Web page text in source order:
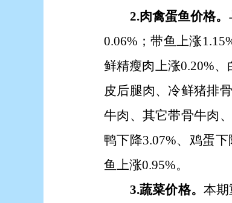
2.肉禽蛋鱼价格。
0.06%；带鱼上涨
鲜精瘦肉上涨0.20%
皮后腿肉、冷鲜猪排
牛肉、其它带骨牛肉
鸭下降3.07%、鸡蛋
鱼上涨0.95%。
3.蔬菜价格。 本期